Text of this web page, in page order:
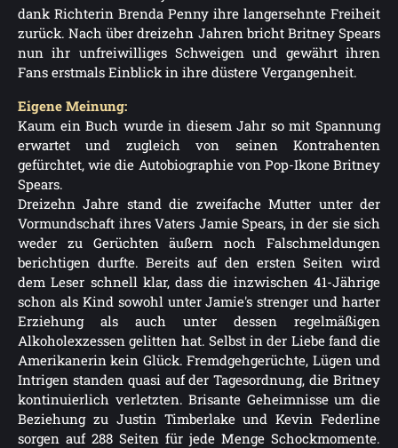
dank Richterin Brenda Penny ihre langersehnte Freiheit
zurück. Nach über dreizehn Jahren bricht Britney Spears
nun ihr unfreiwilliges Schweigen und gewährt ihren
Fans erstmals Einblick in ihre düstere Vergangenheit.
Eigene Meinung:
Kaum ein Buch wurde in diesem Jahr so mit Spannung
erwartet und zugleich von seinen Kontrahenten
gefürchtet, wie die Autobiographie von Pop-Ikone Britney
Spears.
Dreizehn Jahre stand die zweifache Mutter unter der
Vormundschaft ihres Vaters Jamie Spears, in der sie sich
weder zu Gerüchten äußern noch Falschmeldungen
berichtigen durfte. Bereits auf den ersten Seiten wird
dem Leser schnell klar, dass die inzwischen 41-Jährige
schon als Kind sowohl unter Jamie's strenger und harter
Erziehung als auch unter dessen regelmäßigen
Alkoholexzessen gelitten hat. Selbst in der Liebe fand die
Amerikanerin kein Glück. Fremdgehgerüchte, Lügen und
Intrigen standen quasi auf der Tagesordnung, die Britney
kontinuierlich verletzten. Brisante Geheimnisse um die
Beziehung zu Justin Timberlake und Kevin Federline
sorgen auf 288 Seiten für jede Menge Schockmomente.